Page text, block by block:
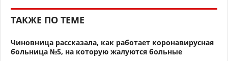
ТАКЖЕ ПО ТЕМЕ
Чиновница рассказала, как работает коронавирусная
больница №5, на которую жалуются больные